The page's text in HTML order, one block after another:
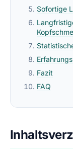
Sofortige
Fazit
FAQ